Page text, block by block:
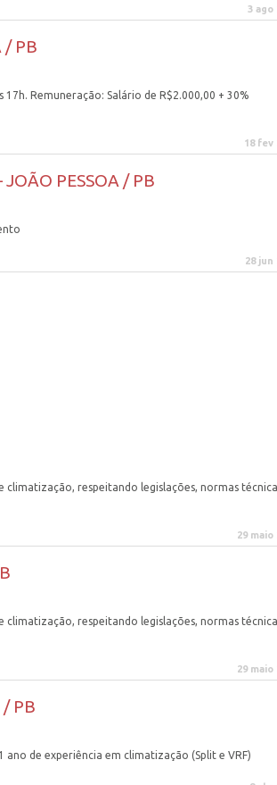
3 ago
/ PB
Remuneração: Salário de R$2.000,00 + 30%
18 fev
JOÃO PESSOA / PB
28 jun
respeitando legislações, normas
29 maio
respeitando legislações, normas
29 maio
/ PB
1 ano de experiência em climatização (Split e VRF)